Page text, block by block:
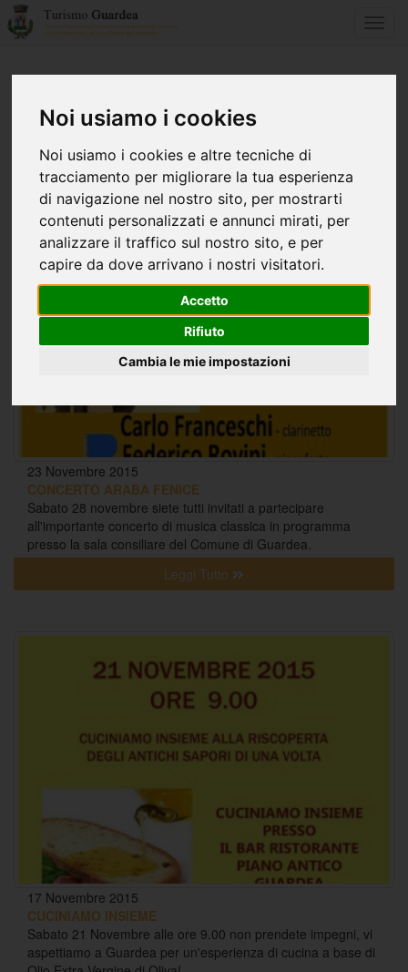
Noi usiamo i cookies
Noi usiamo i cookies e altre tecniche di
tracciamento per migliorare la tua esperienza
di navigazione nel nostro sito, per mostrarti
contenuti personalizzati e annunci mirati, per
analizzare il traffico sul nostro sito, e per
capire da dove arrivano i nostri visitatori.
Accetto
Rifiuto
Cambia le mie impostazioni
News
« 1 2 3 4 5 ...
23 Novembre 2015
CONCERTO ARABA FENICE
Sabato 28 novembre siete tutti invitati a partecipare
all'importante concerto di musica classica in programma
presso la sala consiliare del Comune di Guardea.
Leggi Tutto
17 Novembre 2015
CUCINIAMO INSIEME
Sabato 21 Novembre alle ore 9.00 non prendete impegni, vi
aspettiamo a Guardea per un'esperienza di cucina a base di